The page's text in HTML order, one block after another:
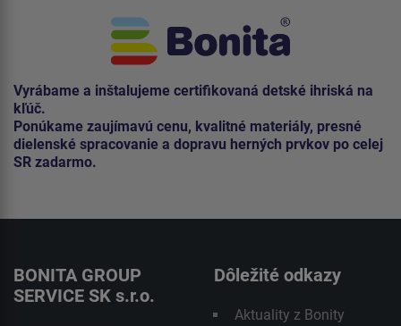
Vyrábame a inštalujeme certifikovaná detské ihriská na
kľúč.
Ponúkame zaujímavú cenu, kvalitné materiály, presné
dielenské spracovanie a dopravu herných prvkov po celej
SR zadarmo.
BONITA GROUP
SERVICE SK s.r.o.
Dôležité odkazy
Aktuality z Bonity